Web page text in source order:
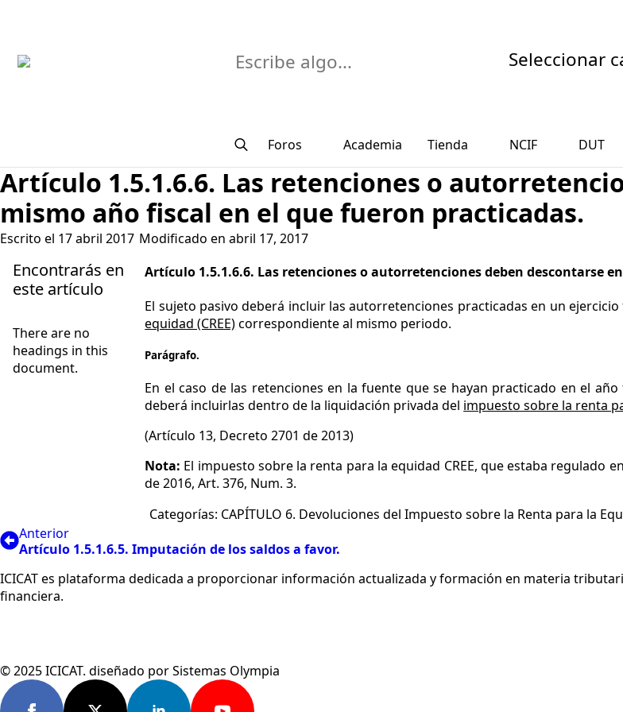
Seleccionar
Search
for:
Foros Academia Tienda NCIF DUT
Artículo 1.5.1.6.6. Las retenciones o
mismo año fiscal en el que fueron practicadas.
Escrito el 17 abril 2017 Modificado en abril 17, 2017
Encontrarás en
este artículo
There are no
headings in this
document.
Artículo 1.5.1.6.6. Las retenciones o autorretenciones deben descontarse
El sujeto pasivo deberá incluir las autorretenciones practicadas en un
equidad (CREE)correspondiente al mismo periodo.
Parágrafo.
En el caso de las retenciones en la fuente que se hayan practicado en el
deberá incluirlas dentro de la liquidación privada del impuesto sobre la renta
(Artículo 13, Decreto 2701 de 2013)
Nota: El impuesto sobre la renta para la equidad CREE, que estaba regulado
de 2016, Art. 376, Num. 3.
Categorías: CAPÍTULO 6. Devoluciones del Impuesto sobre la Renta para la
Anterior
Artículo 1.5.1.6.5. Imputación de los saldos a favor.
ICICAT es plataforma dedicada a proporcionar información actualizada y formación en materia
financiera.
© 2025 ICICAT. diseñado por Sistemas Olympia